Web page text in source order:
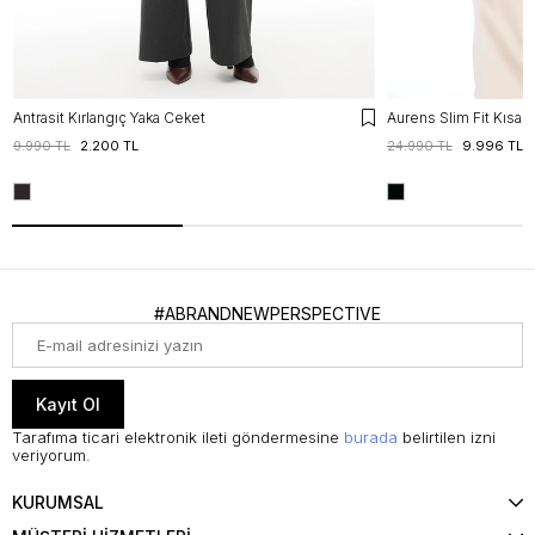
Antrasit Kırlangıç Yaka Ceket
2.200 TL
9.990 TL 9.996 TL
24.990 TL
#ABRANDNEWPERSPECTIVE
Kayıt Ol
Tarafıma ticari elektronik ileti göndermesine burada belirtilen izni
veriyorum.
KURUMSAL